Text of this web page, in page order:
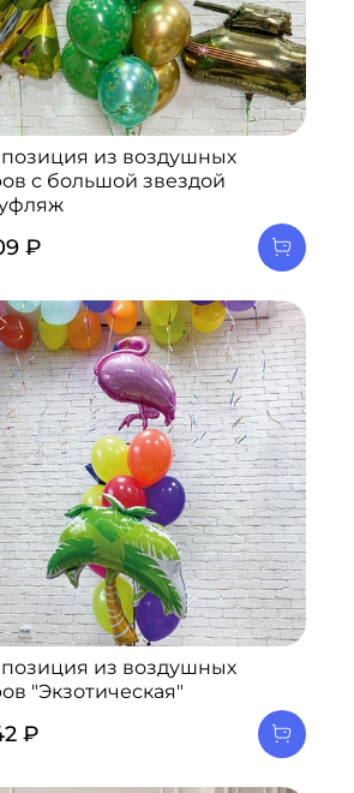
из воздушных
с большой звездой
₽
из воздушных
"Экзотическая"
₽